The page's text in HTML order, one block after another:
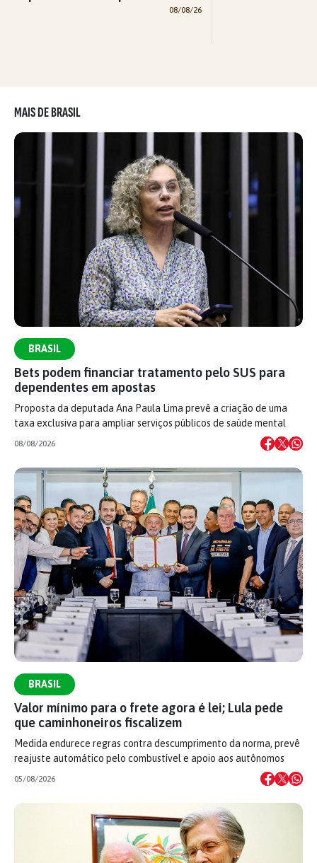
08/08/26
MAIS DE BRASIL
BRASIL
Bets podem financiar tratamento pelo SUS para
dependentes em apostas
Proposta da deputada Ana Paula Lima prevê a criação de uma
taxa exclusiva para ampliar serviços públicos de saúde mental
08/08/2026
BRASIL
Valor mínimo para o frete agora é lei; Lula pede
que caminhoneiros fiscalizem
Medida endurece regras contra descumprimento da norma, prevê
reajuste automático pelo combustível e apoio aos autônomos
05/08/2026